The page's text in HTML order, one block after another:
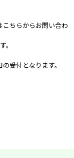
ちらからお問い合わ
。
受付となります。